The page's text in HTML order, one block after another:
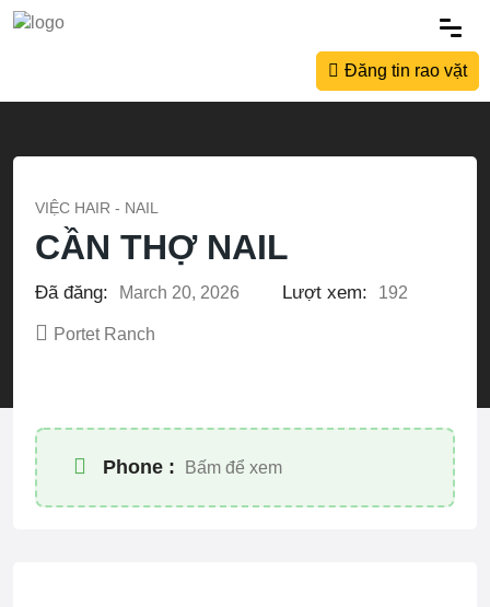
Đăng tin rao vặt
VIỆC HAIR - NAIL
CẦN THỢ NAIL
Đã đăng: March 20, 2026 Lượt xem: 192
Portet Ranch
Phone : Bấm để xem